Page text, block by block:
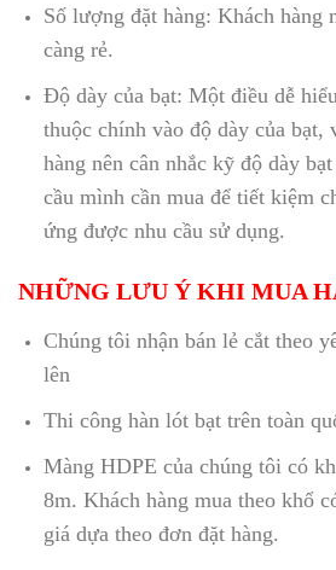
Số lượng đặt hàng: Khách hàng
càng rẻ.
Độ dày của bạt: Một điều dễ
thuộc chính vào độ dày của bạt,
hàng nên cân nhắc kỹ độ dày
cầu mình cần mua để tiết kiệm
ứng được nhu cầu sử dụng.
NHỮNG LƯU Ý KHI MUA
Chúng tôi nhận bán lẻ cắt theo
lên
Thi công hàn lót bạt trên toàn
Màng HDPE của chúng tôi có
8m. Khách hàng mua theo khổ
giá dựa theo đơn đặt hàng.